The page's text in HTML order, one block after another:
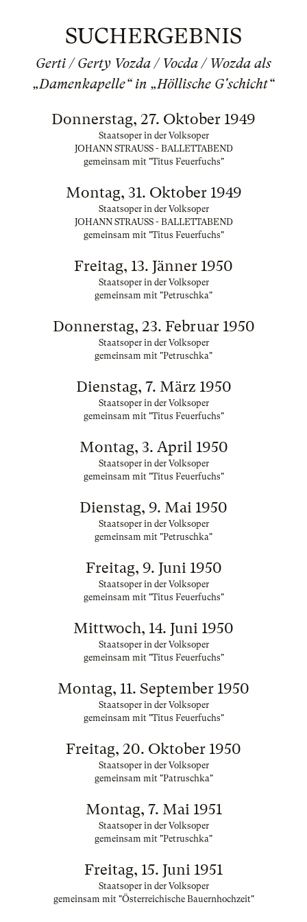
SUCHERGEBNIS
Gerti / Gerty Vozda / Vocda / Wozda als
„Damenkapelle“ in „Höllische G'schicht“
Donnerstag, 27. Oktober 1949
Staatsoper in der Volksoper
JOHANN STRAUSS - BALLETTABEND
gemeinsam mit "Titus Feuerfuchs"
Montag, 31. Oktober 1949
Staatsoper in der Volksoper
JOHANN STRAUSS - BALLETTABEND
gemeinsam mit "Titus Feuerfuchs"
Freitag, 13. Jänner 1950
Staatsoper in der Volksoper
gemeinsam mit "Petruschka"
Donnerstag, 23. Februar 1950
Staatsoper in der Volksoper
gemeinsam mit "Petruschka"
Dienstag, 7. März 1950
Staatsoper in der Volksoper
gemeinsam mit "Titus Feuerfuchs"
Montag, 3. April 1950
Staatsoper in der Volksoper
gemeinsam mit "Titus Feuerfuchs"
Dienstag, 9. Mai 1950
Staatsoper in der Volksoper
gemeinsam mit "Petruschka"
Freitag, 9. Juni 1950
Staatsoper in der Volksoper
gemeinsam mit "Titus Feuerfuchs"
Mittwoch, 14. Juni 1950
Staatsoper in der Volksoper
gemeinsam mit "Titus Feuerfuchs"
Montag, 11. September 1950
Staatsoper in der Volksoper
gemeinsam mit "Titus Feuerfuchs"
Freitag, 20. Oktober 1950
Staatsoper in der Volksoper
gemeinsam mit "Patruschka"
Montag, 7. Mai 1951
Staatsoper in der Volksoper
gemeinsam mit "Petruschka"
Freitag, 15. Juni 1951
Staatsoper in der Volksoper
gemeinsam mit "Österreichische Bauernhochzeit"